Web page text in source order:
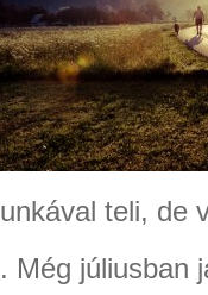
teli, de
Még júliusban